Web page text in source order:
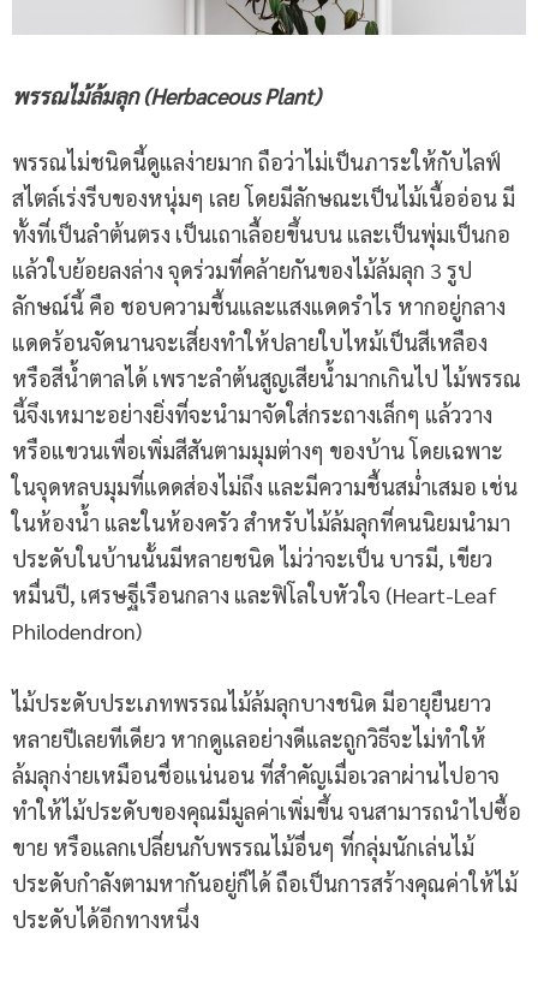
พรรณไม้ล้มลุก (Herbaceous Plant)
พรรณไม่ชนิดนี้ดูแลง่ายมาก ถือว่าไม่เป็นภาระให้กับไลฟ์
สไตล์เร่งรีบของหนุ่มๆ เลย โดยมีลักษณะเป็นไม้เนื้ออ่อน มี
ทั้งที่เป็นลำต้นตรง เป็นเถาเลื้อยขึ้นบน และเป็นพุ่มเป็นกอ
แล้วใบย้อยลงล่าง จุดร่วมที่คล้ายกันของไม้ล้มลุก 3 รูป
ลักษณ์นี้ คือ ชอบความชื้นและแสงแดดรำไร หากอยู่กลาง
แดดร้อนจัดนานจะเสี่ยงทำให้ปลายใบไหม้เป็นสีเหลือง
หรือสีน้ำตาลได้ เพราะลำต้นสูญเสียน้ำมากเกินไป ไม้พรรณ
นี้จึงเหมาะอย่างยิ่งที่จะนำมาจัดใส่กระถางเล็กๆ แล้ววาง
หรือแขวนเพื่อเพิ่มสีสันตามมุมต่างๆ ของบ้าน โดยเฉพาะ
ในจุดหลบมุมที่แดดส่องไม่ถึง และมีความชื้นสม่ำเสมอ เช่น
ในห้องน้ำ และในห้องครัว สำหรับไม้ล้มลุกที่คนนิยมนำมา
ประดับในบ้านนั้นมีหลายชนิด ไม่ว่าจะเป็น บารมี, เขียว
หมื่นปี, เศรษฐีเรือนกลาง และฟิโลใบหัวใจ (Heart-Leaf
Philodendron)
ไม้ประดับประเภทพรรณไม้ล้มลุกบางชนิด มีอายุยืนยาว
หลายปีเลยทีเดียว หากดูแลอย่างดีและถูกวิธีจะไม่ทำให้
ล้มลุกง่ายเหมือนชื่อแน่นอน ที่สำคัญเมื่อเวลาผ่านไปอาจ
ทำให้ไม้ประดับของคุณมีมูลค่าเพิ่มขึ้น จนสามารถนำไปซื้อ
ขาย หรือแลกเปลี่ยนกับพรรณไม้อื่นๆ ที่กลุ่มนักเล่นไม้
ประดับกำลังตามหากันอยู่ก็ได้ ถือเป็นการสร้างคุณค่าให้ไม้
ประดับได้อีกทางหนึ่ง